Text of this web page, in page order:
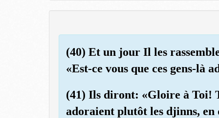
(40) Et un jour Il les
«Est-ce vous que ces gens-là
(41) Ils diront: «Gloire à Toi!
adoraient plutôt les djinns,